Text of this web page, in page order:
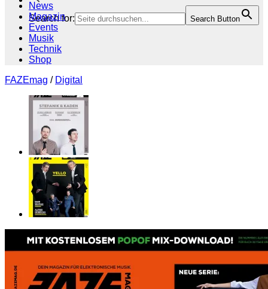
Search for: Search Button
News
Magazin
Events
Musik
Technik
Shop
FAZEmag / Digital